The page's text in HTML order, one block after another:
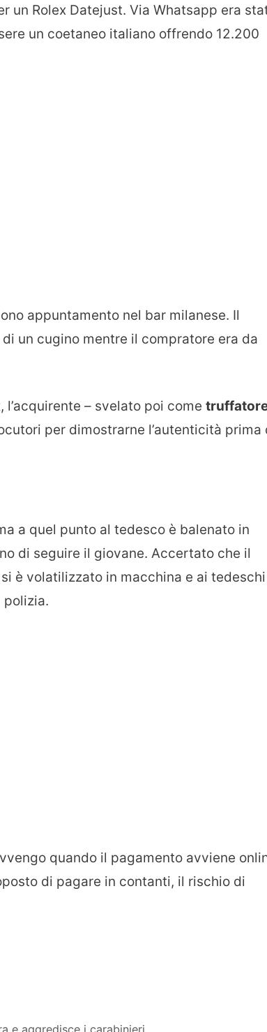
un Rolex Datejust. Via Whatsapp era
un coetaneo italiano offrendo 12.200
appuntamento nel bar milanese. Il
un cugino mentre il compratore era da
– svelato poi come
per dimostrarne l’autenticità prima
a quel punto al tedesco è balenato in
di seguire il giovane. Accertato che il
è volatilizzato in macchina e ai tedeschi
polizia.
quando il pagamento avviene
di pagare in contanti, il rischio di
e aggredisce i carabinieri